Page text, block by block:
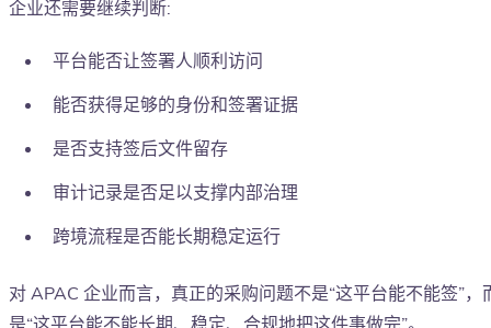
企业还需要继续判断:
平台能否让签署人顺利访问
能否获得足够的身份和签署证据
是否支持签后文件留存
审计记录是否足以支撑内部治理
跨境流程是否能长期稳定运行
对 APAC 企业而言，真正的采购问题不是“这平台能不能签”，